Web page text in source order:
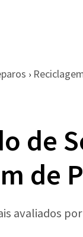
›
de
de
avaliados